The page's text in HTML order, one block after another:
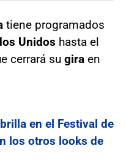
tiene programados
Unidos hasta el
cerrará su gira en
en el Festival de
los otros looks de